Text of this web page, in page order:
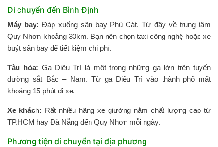
Di chuyển đến Bình Định
Máy bay: Đáp xuống sân bay Phù Cát. Từ đây về trung tâm
Quy Nhơn khoảng 30km. Bạn nên chọn taxi công nghệ hoặc xe
buýt sân bay để tiết kiệm chi phí.
Tàu hỏa: Ga Diêu Trì là một trong những ga lớn trên tuyến
đường sắt Bắc – Nam. Từ ga Diêu Trì vào thành phố mất
khoảng 15 phút đi xe.
Xe khách: Rất nhiều hãng xe giường nằm chất lượng cao từ
TP.HCM hay Đà Nẵng đến Quy Nhơn mỗi ngày.
Phương tiện di chuyển tại địa phương